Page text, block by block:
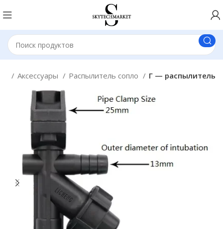
Аксессуары Распылитель сопло Г — распылитель